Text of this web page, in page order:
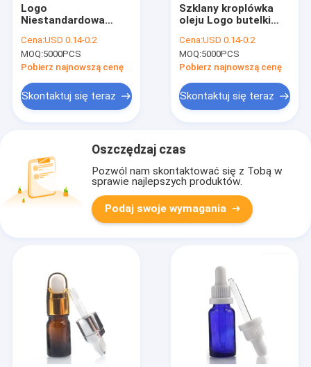
Logo
Niestandardowa
olejem z surowicy
Trwałe konstrukcja
przeciwciśnieniowa
eterycznych,
pielęgnacji skóry i
kosmetycznych
Cena:USD 0.14-0.2
MOQ:5000PCS
Pobierz najnowszą cenę
Skontaktuj się teraz
Szklany kroplówka
oleju Logo butelki
Niestandardowy
gładki pojemnik
Zaprojektowany do
Serów i kosmetyków
Cena:USD 0.14-0.2
MOQ:5000PCS
Pobierz najnowszą cenę
Skontaktuj się teraz
Oszczędzaj czas
Pozwól nam skontaktować się z Tobą w
sprawie najlepszych produktów.
Podaj swoje wymagania